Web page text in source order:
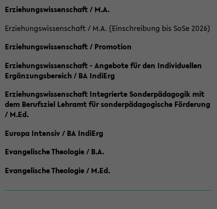
Erziehungswissenschaft / M.A.
Erziehungswissenschaft / M.A. (Einschreibung bis SoSe 2026)
Erziehungswissenschaft / Promotion
Erziehungswissenschaft - Angebote für den Individuellen
Ergänzungsbereich / BA IndiErg
Erziehungswissenschaft Integrierte Sonderpädagogik mit
dem Berufsziel Lehramt für sonderpädagogische Förderung
/ M.Ed.
Europa Intensiv / BA IndiErg
Evangelische Theologie / B.A.
Evangelische Theologie / M.Ed.